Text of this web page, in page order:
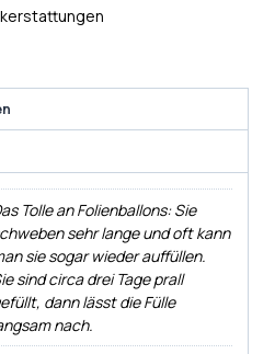
Tolle an Folienballons: Sie
sehr lange und oft kann
sie sogar wieder auffüllen.
sind circa drei Tage prall
dann lässt die Fülle
nach.